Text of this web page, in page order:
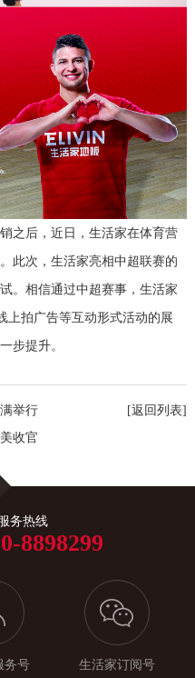
之后，近日，生活家在体育营
此次，生活家亮相中超联赛的
。相信通过中超赛事，生活家
上拍广告等互动形式活动的展
步提升。
[返回列表]
举行
收官
务热线
8898299
务号 生活家订阅号